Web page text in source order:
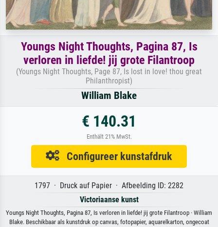
Youngs Night Thoughts, Pagina 87, Is
verloren in liefde! jij grote Filantroop
(Youngs Night Thoughts, Page 87, Is lost in love! thou great
Philanthropist)
William Blake
€ 140.31
Enthält 21% MwSt.
Configureer kunstafdruk
1797 · Druck auf Papier · Afbeelding ID: 2282
Victoriaanse kunst
Youngs Night Thoughts, Pagina 87, Is verloren in liefde! jij grote Filantroop · William
Blake. Beschikbaar als kunstdruk op canvas, fotopapier, aquarelkarton, ongecoat